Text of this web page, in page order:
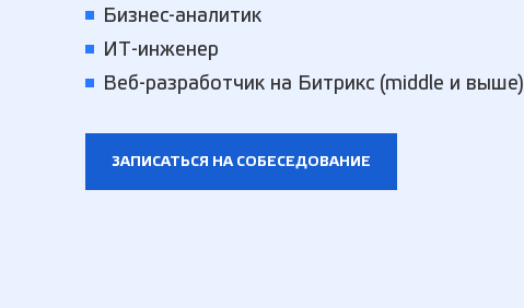
Бизнес-аналитик
ИТ-инженер
Веб-разработчик на Битрикс (middle и выше)
ЗАПИСАТЬСЯ НА СОБЕСЕДОВАНИЕ